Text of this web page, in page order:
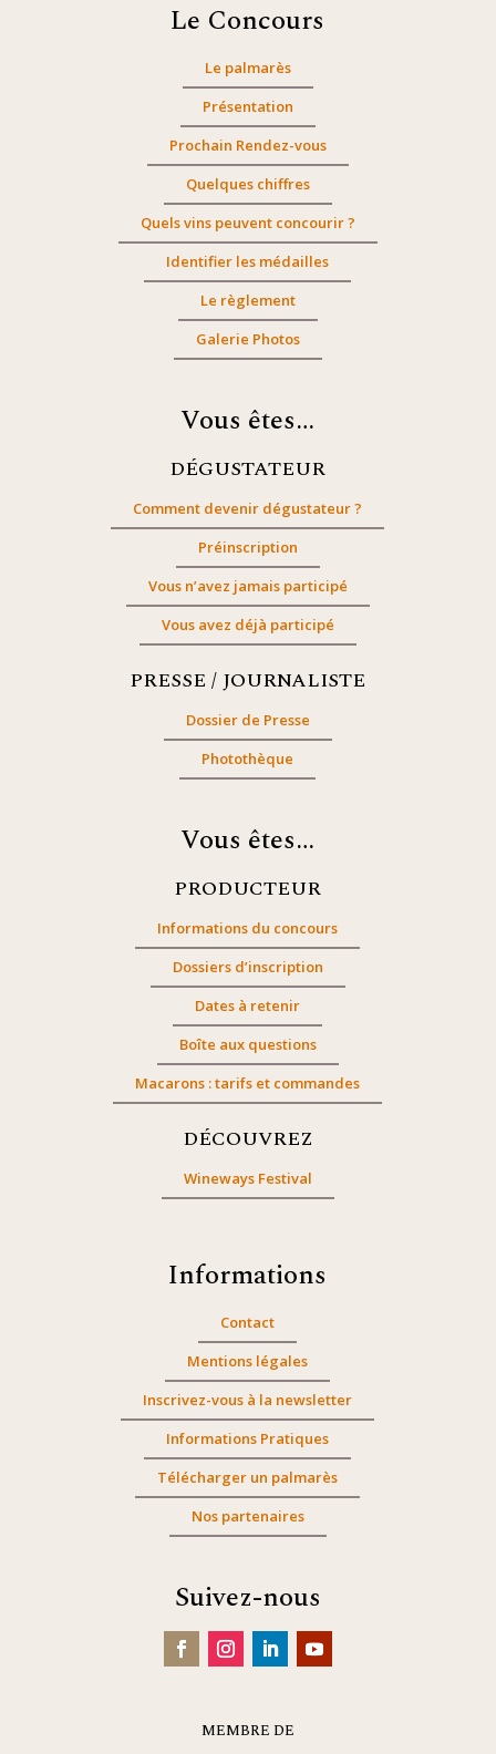
Le Concours
Le palmarès
Présentation
Prochain Rendez-vous
Quelques chiffres
Quels vins peuvent concourir ?
Identifier les médailles
Le règlement
Galerie Photos
Vous êtes…
DÉGUSTATEUR
Comment devenir dégustateur ?
Préinscription
Vous n’avez jamais participé
Vous avez déjà participé
PRESSE / JOURNALISTE
Dossier de Presse
Photothèque
Vous êtes…
PRODUCTEUR
Informations du concours
Dossiers d’inscription
Dates à retenir
Boîte aux questions
Macarons : tarifs et commandes
DÉCOUVREZ
Wineways Festival
Informations
Contact
Mentions légales
Inscrivez-vous à la newsletter
Informations Pratiques
Télécharger un palmarès
Nos partenaires
Suivez-nous
MEMBRE DE